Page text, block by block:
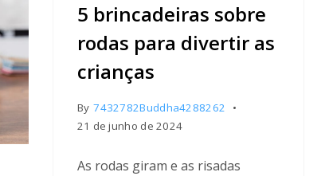
5 brincadeiras sobre
rodas para divertir as
crianças
By 7432782Buddha4288262
21 de junho de 2024
As rodas giram e as risadas